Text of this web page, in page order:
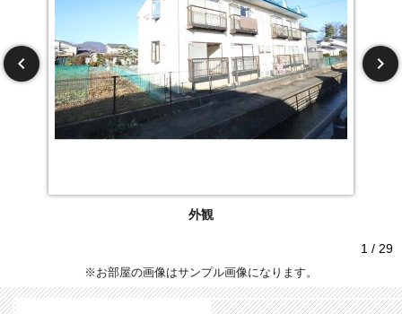
外観
1 / 29
※お部屋の画像はサンプル画像になります。